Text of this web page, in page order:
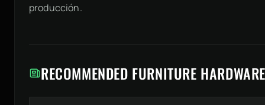
producción.
RECOMMENDED FURNITURE